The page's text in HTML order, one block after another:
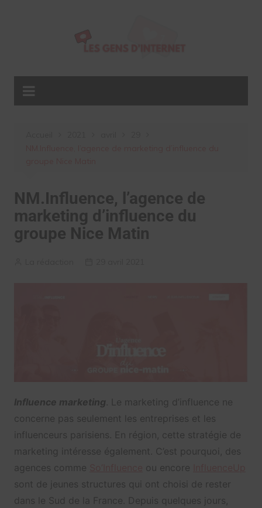
NM.Influence, l’agence de
marketing d’influence du
groupe Nice Matin
Influence marketing . Le marketing d’influence ne
concerne pas seulement les entreprises et les
influenceurs parisiens. En région, cette stratégie de
marketing intéresse également. C’est pourquoi, des
agences comme
ou encore
sont de jeunes structures qui ont choisi de rester
dans le Sud de la France. Depuis quelques jours,